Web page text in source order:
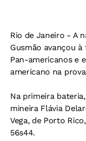
Rio de Janeiro - A
Gusmão avançou
Pan-americanos e
americano na
Na primeira
mineira Flávia
Vega, de Porto
56s44.